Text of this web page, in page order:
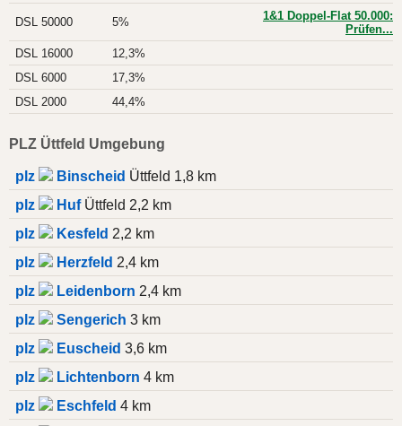
DSL 50000 5%
1&1 Doppel-Flat 50.000:
Prüfen...
DSL 16000
12,3%
DSL 6000
17,3%
DSL 2000
44,4%
PLZ Üttfeld Umgebung
plz Binscheid Üttfeld 1,8 km
plz
HufÜttfeld 2,2 km
plz
Kesfeld 2,2 km
plz
Herzfeld 2,4 km
plz
Leidenborn 2,4 km
plz
Sengerich 3 km
plz
Euscheid 3,6 km
plz
Lichtenborn 4 km
plz
Eschfeld 4 km